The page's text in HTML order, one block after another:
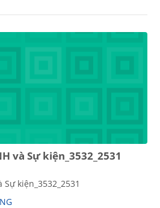
và Sự kiện_3532_2531
kiện_3532_2531